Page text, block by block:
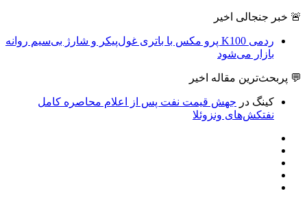
🚨 خبر جنجالی اخیر
ردمی K100 پرو مکس با باتری غول‌پیکر و شارژ بی‌سیم روانه
بازار می‌شود
💬 پربحث‌ترین مقاله اخیر
کینگ در جهش قیمت نفت پس از اعلام محاصره کامل
نفتکش‌های ونزوئلا